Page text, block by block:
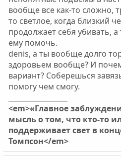
вообще все как-то сложно,
то светлое, когда близкий
продолжает себя убивать,
ему помочь.
denis, а ты вообще долго
здоровьем вообще? И
вариант? Соберешься
помогу чем смогу.
<em>«Главное
мысль о том, что кто-то
поддерживает свет в
Томпсон</em>